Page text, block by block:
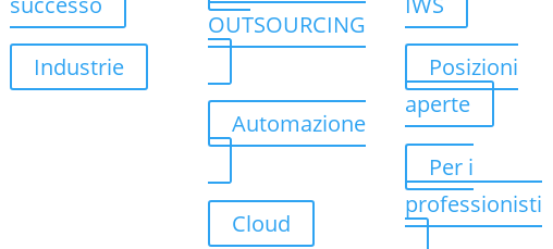
Industrie
OUTSOURCING
Automazione
Cloud
Posizioni
aperte
Per i
professionisti